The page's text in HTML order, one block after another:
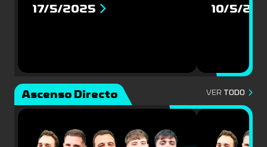
17/5/2025
10/5/
Ascenso Directo VER TODO